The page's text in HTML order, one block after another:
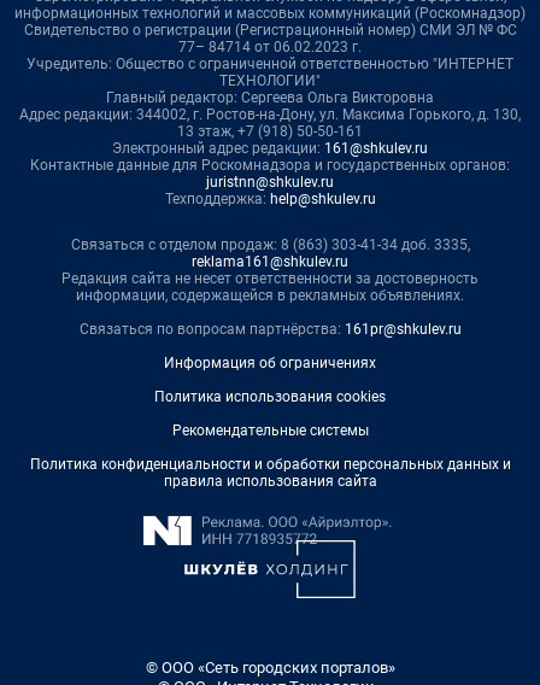
информационных технологий и массовых коммуникаций (Роскомнадзор)
Свидетельство о регистрации (Регистрационный номер) СМИ ЭЛ № ФС
77– 84714 от 06.02.2023 г.
Учредитель: Общество с ограниченной ответственностью "ИНТЕРНЕТ
ТЕХНОЛОГИИ"
Главный редактор: Сергеева Ольга Викторовна
Адрес редакции: 344002, г. Ростов-на-Дону, ул. Максима Горького, д. 130,
13 этаж, +7 (918) 50-50-161
Электронный адрес редакции: 161@shkulev.ru
Контактные данные для Роскомнадзора и государственных органов:
juristnn@shkulev.ru
Техподдержка: help@shkulev.ru
Связаться с отделом продаж: 8 (863) 303-41-34 доб. 3335,
reklama161@shkulev.ru
Редакция сайта не несет ответственности за достоверность
информации, содержащейся в рекламных объявлениях.
Связаться по вопросам партнёрства: 161pr@shkulev.ru
Информация об ограничениях
Политика использования cookies
Рекомендательные системы
Политика конфиденциальности и обработки персональных данных и
правила использования сайта
© ООО «Сеть городских порталов»